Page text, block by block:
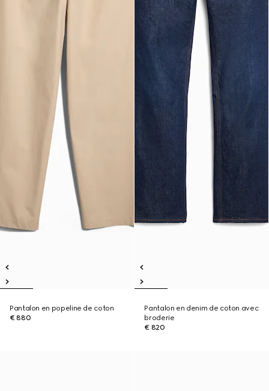
Pantalon en popeline de coton
€ 880
Pantalon en denim de coton avec
broderie
€ 820